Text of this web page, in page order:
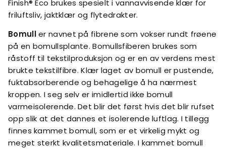
Finish® Eco brukes spesielt i vannavvisende klær for
friluftsliv, jaktklær og flytedrakter.
Bomuller navnet på fibrene som vokser rundt frøene
på en bomullsplante. Bomullsfiberen brukes som
råstoff til tekstilproduksjon og er en av verdens mest
brukte tekstilfibre. Klær laget av bomull er pustende,
fuktabsorberende og behagelige å ha nærmest
kroppen. I seg selv er imidlertid ikke bomull
varmeisolerende. Det blir det først hvis det blir rufset
opp slik at det dannes et isolerende luftlag. I tillegg
finnes kammet bomull, som er et virkelig mykt og
meget sterkt kvalitetsmateriale. I kammet bomull